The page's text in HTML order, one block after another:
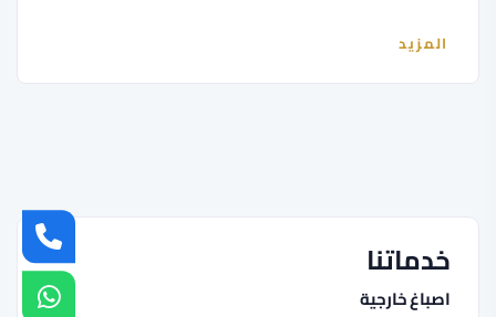
المزيد
خدماتنا
اصباغ خارجية